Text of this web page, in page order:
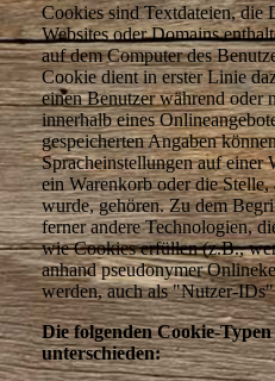
Cookies sind Textdateien, die
Websites oder Domains
auf dem Computer des
Cookie dient in erster Linie
einen Benutzer während oder
innerhalb eines
gespeicherten Angaben
Spracheinstellungen auf einer
ein Warenkorb oder die
wurde, gehören. Zu dem
ferner andere Technologien,
wie Cookies erfüllen (z.B.,
anhand pseudonymer
werden, auch als "Nutzer-
Die folgenden Cookie-
unterschieden: